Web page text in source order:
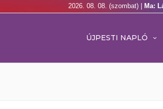
2026. 08. 08. (szombat) | Ma:
ÚJPESTI NAPLÓ